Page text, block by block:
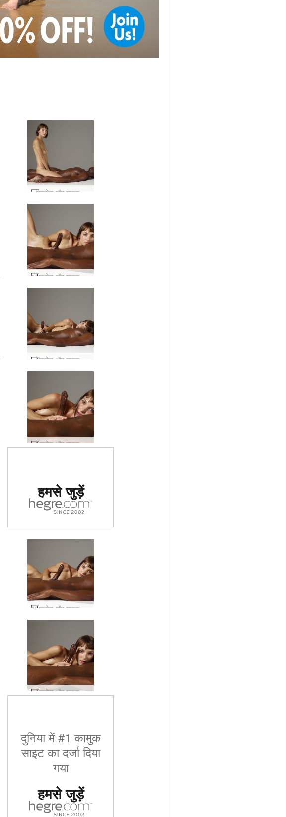
फ्लोरा और माइक बिस्तर सत्र #67
फ्लोरा और माइक बिस्तर सत्र #69
दुनिया में #1 कामुक
साइट का दर्जा दिया
गया
हमसे जुड़ें
फ्लोरा और माइक बिस्तर सत्र #72
दुनिया में #1 कामुक
साइट का दर्जा दिया
गया
हमसे जुड़ें